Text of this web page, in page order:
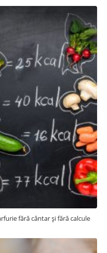
fără cântar și fără calcule